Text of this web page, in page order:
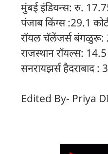
मुंबई इंडियन्स: रु.
पंजाब किंग्स :29.1
रॉयल चॅलेंजर्स बंगळुरू:
राजस्थान रॉयल्स:
सनरायझर्स हैदराबाद :
Edited By- Priya